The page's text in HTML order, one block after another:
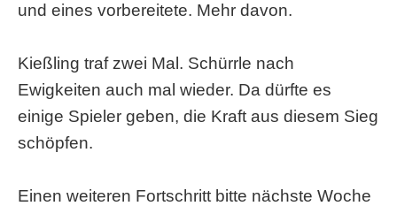
und eines vorbereitete. Mehr davon.
Kießling traf zwei Mal. Schürrle nach
Ewigkeiten auch mal wieder. Da dürfte es
einige Spieler geben, die Kraft aus diesem Sieg
schöpfen.
Einen weiteren Fortschritt bitte nächste Woche